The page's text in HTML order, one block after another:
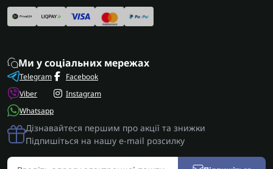
Ми у соціальних мережах
Telegram
Viber
Whatsapp
Facebook
Instagram
Дізнавайтеся першим про акції та знижки
Підпишіться на нашу e-mail розсилку